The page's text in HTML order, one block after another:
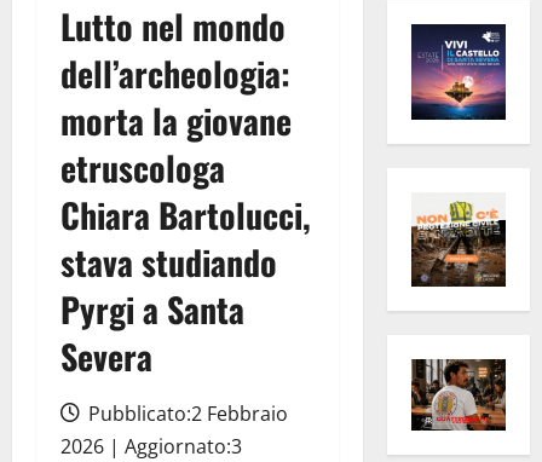
Lutto nel mondo
dell’archeologia:
morta la giovane
etruscologa
Chiara Bartolucci,
stava studiando
Pyrgi a Santa
Severa
Pubblicato:2 Febbraio
2026 | Aggiornato:3